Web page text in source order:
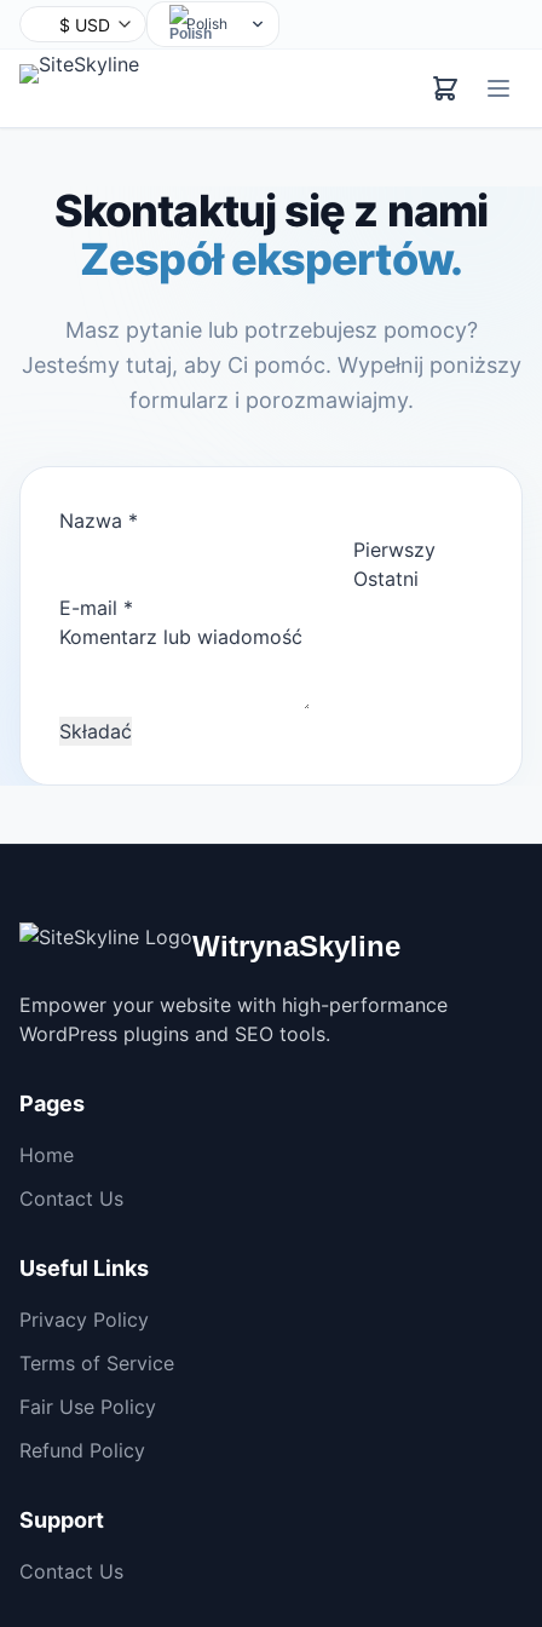
Polish
Arabic
French
Bengali
Russian
Urdu
German
Vietnamese
Skontaktuj się z nami
Zespół ekspertów.
Masz pytanie lub potrzebujesz pomocy?
Jesteśmy tutaj, aby Ci pomóc. Wypełnij poniższy
formularz i porozmawiajmy.
Nazwa *
Pierwszy
Ostatni
E-mail *
Wiadomość
Komentarz lub wiadomość
Składać
WitrynaSkyline
Empower your website with high-performance
WordPress plugins and SEO tools.
Pages
Home
Contact Us
Useful Links
Privacy Policy
Terms of Service
Fair Use Policy
Refund Policy
Support
Contact Us